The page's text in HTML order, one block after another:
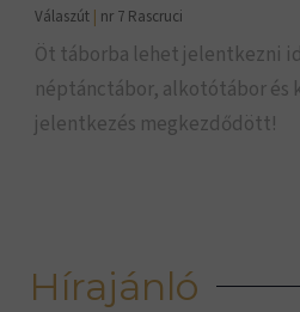
Válaszút | nr 7 Rascruci
Öt táborba lehet jelentkezni
néptánctábor, alkotótábor és
jelentkezés megkezdődött!
Hírajánló